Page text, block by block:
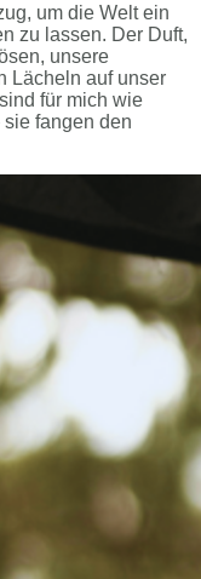
um die Welt ein
zu lassen. Der Duft,
unsere
Lächeln auf unser
für mich wie
fangen den